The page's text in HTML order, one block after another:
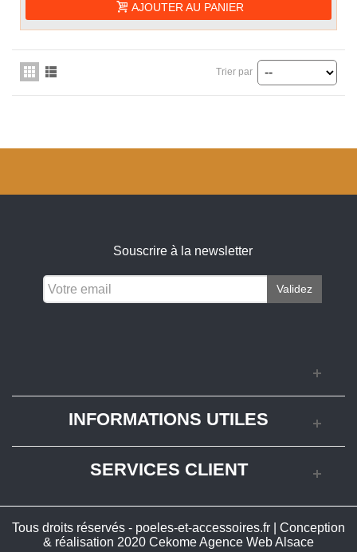
AJOUTER AU PANIER
Trier par
Souscrire à la newsletter
Validez
INFORMATIONS UTILES
SERVICES CLIENT
Tous droits réservés - poeles-et-accessoires.fr | Conception
& réalisation 2020 Cekome Agence Web Alsace